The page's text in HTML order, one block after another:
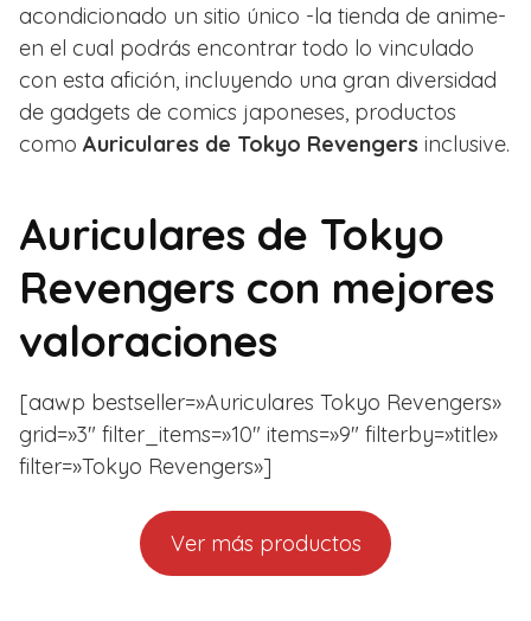
acondicionado un sitio único -la tienda de anime-
en el cual podrás encontrar todo lo vinculado
con esta afición, incluyendo una gran diversidad
de gadgets de comics japoneses, productos
como Auriculares de Tokyo Revengers inclusive.
Auriculares de Tokyo
Revengers con mejores
valoraciones
[aawp bestseller=»Auriculares Tokyo Revengers»
grid=»3″ filter_items=»10″ items=»9″ filterby=»title»
filter=»Tokyo Revengers»]
Ver más productos